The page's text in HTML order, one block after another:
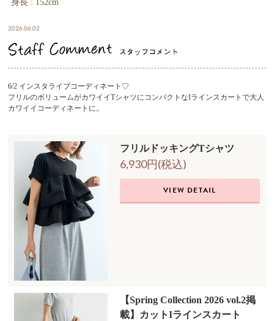
身長 : 152cm
2026.06.02
6/2 インスタライブコーディネート♡
フリルのボリュームがカワイイTシャツにコンパクトなIラインスカートで大人
カワイイコーディネートに。
フリルドッキングTシャツ
6,930円(税込)
VIEW DETAIL
【Spring Collection 2026 vol.2掲
載】カットIラインスカート